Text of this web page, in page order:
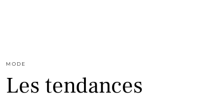
MODE
Les tendances